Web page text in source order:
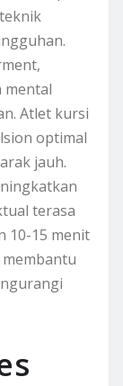
mental
Atlet kursi
optimal
jauh.
terasa
10-15 menit